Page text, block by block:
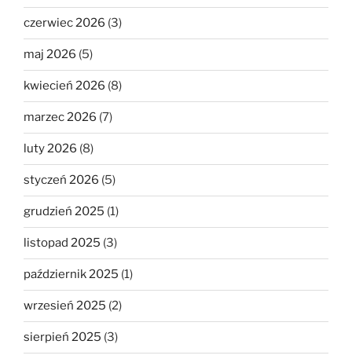
czerwiec 2026 (3)
maj 2026 (5)
kwiecień 2026 (8)
marzec 2026 (7)
luty 2026 (8)
styczeń 2026 (5)
grudzień 2025 (1)
listopad 2025 (3)
październik 2025 (1)
wrzesień 2025 (2)
sierpień 2025 (3)